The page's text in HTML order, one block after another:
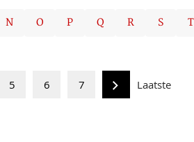
N O P Q R S T
5 6 7 Laatste